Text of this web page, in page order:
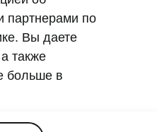
партнерами по
Вы даете
также
больше в